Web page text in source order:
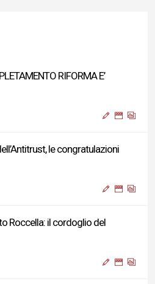
RIFORMA E’
le congratulazioni
Roccella: il cordoglio del